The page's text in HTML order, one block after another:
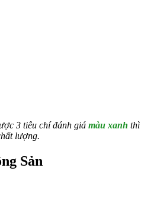
3 tiêu chí đánh giá màu xanh thì
lượng.
Sản